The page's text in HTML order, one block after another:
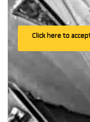
Click here to